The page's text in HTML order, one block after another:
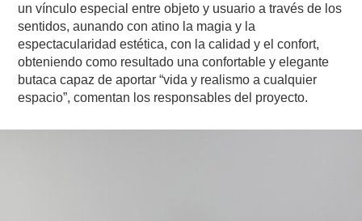
un vínculo especial entre objeto y usuario a través de los
sentidos, aunando con atino la magia y la
espectacularidad estética, con la calidad y el confort,
obteniendo como resultado una confortable y elegante
butaca capaz de aportar “vida y realismo a cualquier
espacio”, comentan los responsables del proyecto.